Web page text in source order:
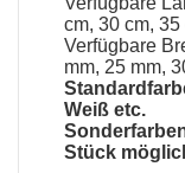
cm, 30 cm, 35
Verfügbare
mm, 25 mm,
Weiß etc.
Stück